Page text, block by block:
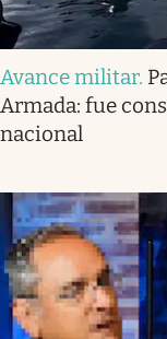
Avance militar.
Armada: fue
nacional